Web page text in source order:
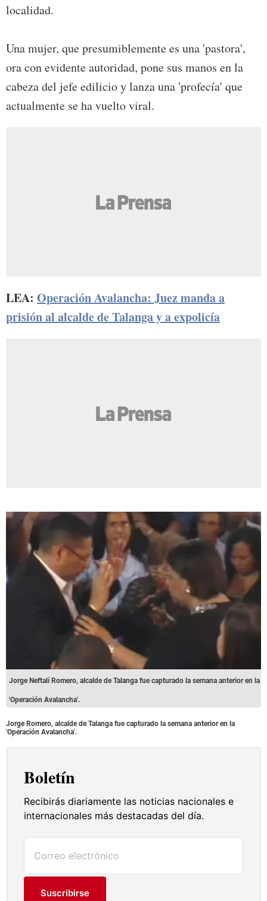
localidad.
Una mujer, que presumiblemente es una 'pastora',
ora con evidente autoridad, pone sus manos en la
cabeza del jefe edilicio y lanza una 'profecía' que
actualmente se ha vuelto viral.
LEA: Operación Avalancha: Juez manda a
prisión al alcalde de Talanga y a expolicía
Jorge Neftalí Romero, alcalde de Talanga fue capturado la semana anterior en la
'Operación Avalancha'.
Jorge Romero, alcalde de Talanga fue capturado la semana anterior en la
'Operación Avalancha'.
Boletín
Recibirás diariamente las noticias nacionales e
internacionales más destacadas del día.
Suscribirse